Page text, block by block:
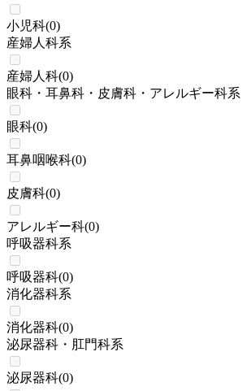
小児科(0)
産婦人科系
産婦人科(0)
眼科・耳鼻科・皮膚科・アレルギー科系
眼科(0)
耳鼻咽喉科(0)
皮膚科(0)
アレルギー科(0)
呼吸器科系
呼吸器科(0)
消化器科系
消化器科(0)
泌尿器科・肛門科系
泌尿器科(0)